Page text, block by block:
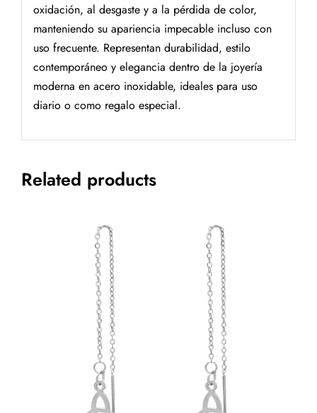
oxidación, al desgaste y a la pérdida de color,
manteniendo su apariencia impecable incluso con
uso frecuente. Representan durabilidad, estilo
contemporáneo y elegancia dentro de la joyería
moderna en acero inoxidable, ideales para uso
diario o como regalo especial.
Related products